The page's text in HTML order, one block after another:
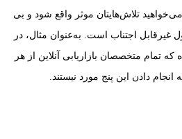
تلاش‌هایتان موثر واقع شود و بی
غیرقابل اجتناب است. به‌عنوان مثال، در
تمام متخصصان بازاریابی آنلاین از هر
دادن این پنج مورد نیستند.